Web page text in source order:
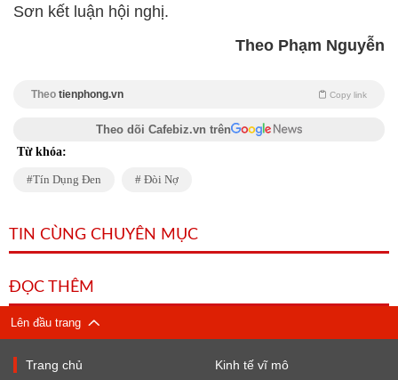
Sơn kết luận hội nghị.
Theo Phạm Nguyễn
Theo tienphong.vn Copy link
Theo dõi Cafebiz.vn trên
Từ khóa:
Tín Dụng Đen Đòi Nợ
TIN CÙNG CHUYÊN MỤC
ĐỌC THÊM
Lên đầu trang
Trang chủ Kinh tế vĩ mô